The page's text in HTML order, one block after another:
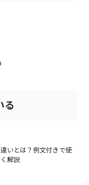
る
いとは？例文付きで使
解説